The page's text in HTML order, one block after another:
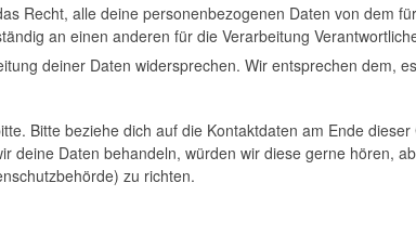
Recht, alle deine personenbezogenen Daten von dem
an einen anderen für die Verarbeitung
deiner Daten widersprechen. Wir entsprechen dem,
Bitte beziehe dich auf die Kontaktdaten am Ende
deine Daten behandeln, würden wir diese gerne hören,
zu richten.